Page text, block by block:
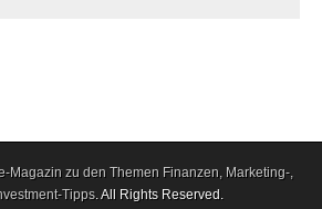
Magazin zu den Themen Finanzen, Marketing-,
Tipps. All Rights Reserved.